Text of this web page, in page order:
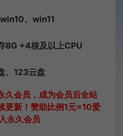
、win11
8G +4核及以上CPU
123云盘
久会员，成为会员后全站
更新！赞助比例1元=10爱
永久会员